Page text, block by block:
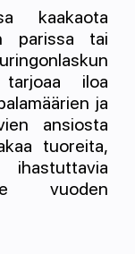
kaakaota
parissa tai
tarjoaa iloa
ja
ansiosta
tuoreita,
vuoden